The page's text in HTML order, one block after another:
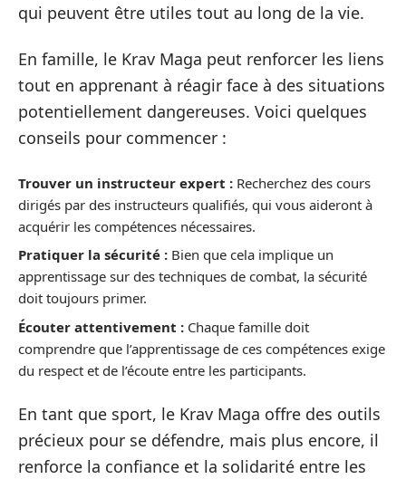
qui peuvent être utiles tout au long de la vie.
En famille, le Krav Maga peut renforcer les liens
tout en apprenant à réagir face à des situations
potentiellement dangereuses. Voici quelques
conseils pour commencer :
Trouver un instructeur expert : Recherchez des cours
dirigés par des instructeurs qualifiés, qui vous aideront à
acquérir les compétences nécessaires.
Pratiquer la sécurité : Bien que cela implique un
apprentissage sur des techniques de combat, la sécurité
doit toujours primer.
Écouter attentivement : Chaque famille doit
comprendre que l’apprentissage de ces compétences exige
du respect et de l’écoute entre les participants.
En tant que sport, le Krav Maga offre des outils
précieux pour se défendre, mais plus encore, il
renforce la confiance et la solidarité entre les